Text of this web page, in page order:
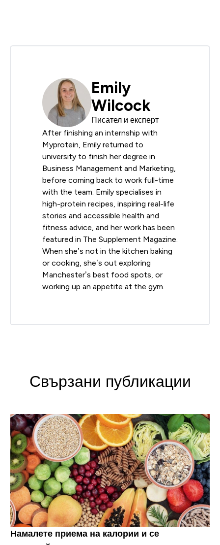
Emily
Wilcock
Писател и експерт
After finishing an internship with
Myprotein, Emily returned to
university to finish her degree in
Business Management and Marketing,
before coming back to work full-time
with the team. Emily specialises in
high-protein recipes, inspiring real-life
stories and accessible health and
fitness advice, and her work has been
featured in The Supplement Magazine.
When she’s not in the kitchen baking
or cooking, she’s out exploring
Manchester’s best food spots, or
working up an appetite at the gym.
Свързани публикации
Намалете приема на калории и се